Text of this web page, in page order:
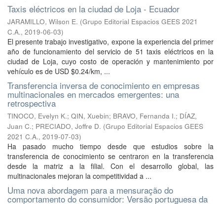
Taxis eléctricos en la ciudad de Loja - Ecuador
JARAMILLO, Wilson E. (Grupo Editorial Espacios GEES 2021
C.A., 2019-06-03)
El presente trabajo investigativo, expone la experiencia del primer
año de funcionamiento del servicio de 51 taxis eléctricos en la
ciudad de Loja, cuyo costo de operación y mantenimiento por
vehículo es de USD $0.24/km, ...
Transferencia inversa de conocimiento en empresas
multinacionales en mercados emergentes: una
retrospectiva
TINOCO, Evelyn K.; QIN, Xuebin; BRAVO, Fernanda I.; DÍAZ,
Juan C.; PRECIADO, Joffre D. (Grupo Editorial Espacios GEES
2021 C.A., 2019-07-03)
Ha pasado mucho tiempo desde que estudios sobre la
transferencia de conocimiento se centraron en la transferencia
desde la matriz a la filial. Con el desarrollo global, las
multinacionales mejoran la competitividad a ...
Uma nova abordagem para a mensuração do
comportamento do consumidor: Versão portuguesa da